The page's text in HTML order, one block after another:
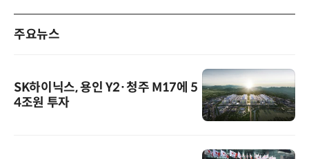
주요뉴스
SK하이닉스, 용인 Y2·청주 M17에 5
4조원 투자